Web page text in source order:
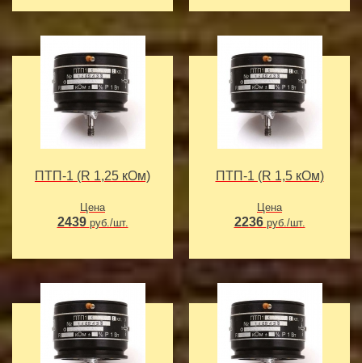
ПТП-1 (R 1,25 кОм)
Цена
2439 руб./шт.
ПТП-1 (R 1,5 кОм)
Цена
2236 руб./шт.